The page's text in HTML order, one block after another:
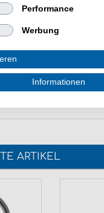
in einer gewählten
5 Karabinerwirbel sind
im Süß- & Salzwasser.
ARTIKEL
Performance
Werbung
Informationen